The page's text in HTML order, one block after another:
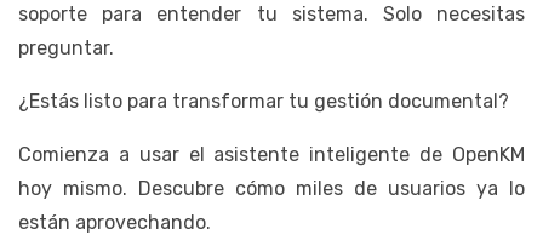
soporte para entender tu sistema. Solo necesitas
preguntar.
¿Estás listo para transformar tu gestión documental?
Comienza a usar el asistente inteligente de OpenKM
hoy mismo. Descubre cómo miles de usuarios ya lo
están aprovechando.